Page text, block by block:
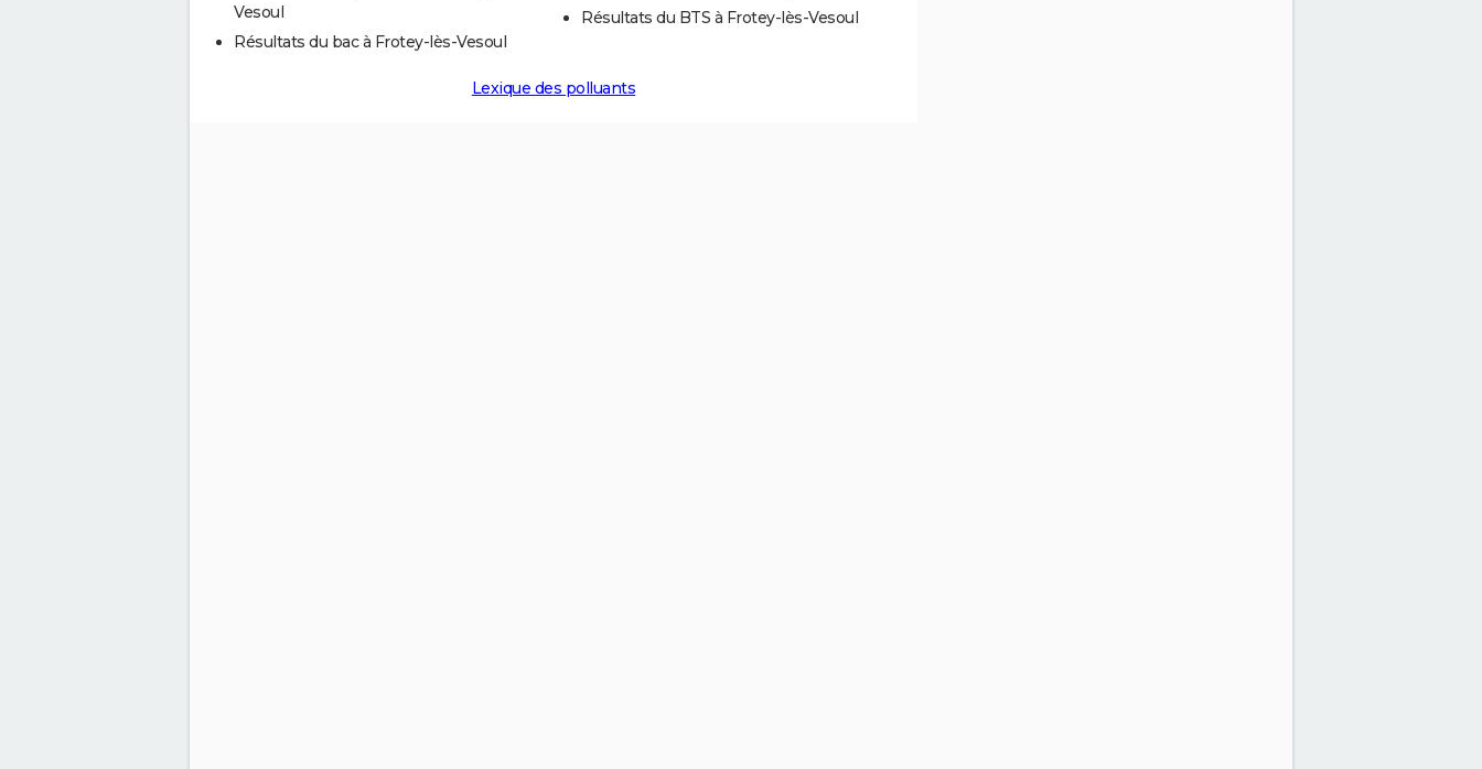
Vesoul
Résultats du bac à Frotey-lès-Vesoul
Résultats du BTS à Frotey-lès-Vesoul
Lexique des polluants